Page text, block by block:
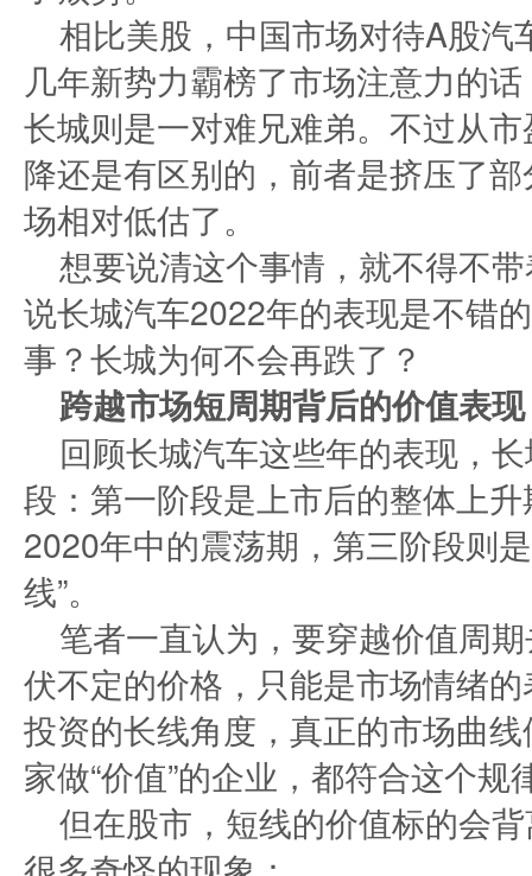
相比美股，中国市场对待A股
几年新势力霸榜了市场注意力的
长城则是一对难兄难弟。不过从
降还是有区别的，前者是挤压了
场相对低估了。
想要说清这个事情，就不得不
说长城汽车2022年的表现是不错
事？长城为何不会再跌了？
跨越市场短周期背后的价值表现
回顾长城汽车这些年的表现，
段：第一阶段是上市后的整体上
2020年中的震荡期，第三阶段则
线”。
笔者一直认为，要穿越价值周
伏不定的价格，只能是市场情绪
投资的长线角度，真正的市场曲
家做“价值”的企业，都符合这个规
但在股市，短线的价值标的会